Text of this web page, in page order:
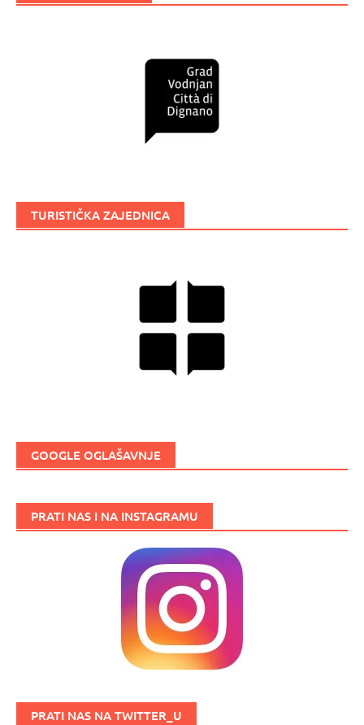
TURISTIČKA ZAJEDNICA
GOOGLE OGLAŠAVNJE
PRATI NAS I NA INSTAGRAMU
PRATI NAS NA TWITTER_U